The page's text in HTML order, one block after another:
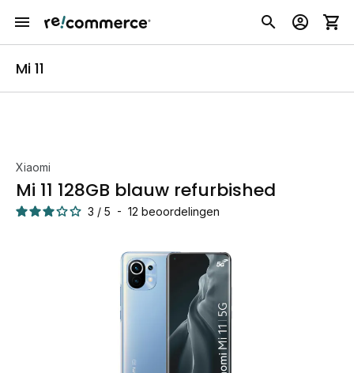
Mi 11
Xiaomi
Mi 11 128GB blauw refurbished
3 / 5 - 12 beoordelingen